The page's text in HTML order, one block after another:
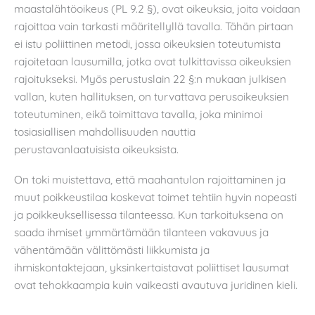
maastalähtöoikeus (PL 9.2 §), ovat oikeuksia, joita voidaan
rajoittaa vain tarkasti määritellyllä tavalla. Tähän pirtaan
ei istu poliittinen metodi, jossa oikeuksien toteutumista
rajoitetaan lausumilla, jotka ovat tulkittavissa oikeuksien
rajoitukseksi. Myös perustuslain 22 §:n mukaan julkisen
vallan, kuten hallituksen, on turvattava perusoikeuksien
toteutuminen, eikä toimittava tavalla, joka minimoi
tosiasiallisen mahdollisuuden nauttia
perustavanlaatuisista oikeuksista.
On toki muistettava, että maahantulon rajoittaminen ja
muut poikkeustilaa koskevat toimet tehtiin hyvin nopeasti
ja poikkeuksellisessa tilanteessa. Kun tarkoituksena on
saada ihmiset ymmärtämään tilanteen vakavuus ja
vähentämään välittömästi liikkumista ja
ihmiskontaktejaan, yksinkertaistavat poliittiset lausumat
ovat tehokkaampia kuin vaikeasti avautuva juridinen kieli.